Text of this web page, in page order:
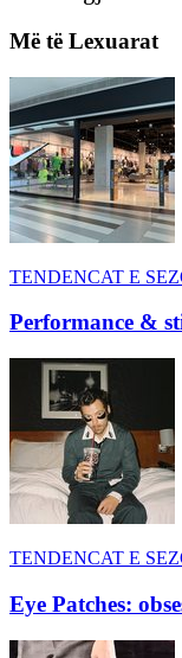
Më të Lexuarat
TENDENCAT E
Performance &
TENDENCAT E
Eye Patches: